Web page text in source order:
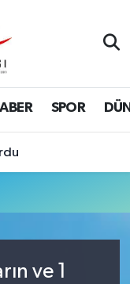
SPOR
ve 1